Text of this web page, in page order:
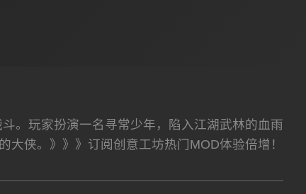
。玩家扮演一名寻常少年，陷入江湖武林的血雨
侠。》》》订阅创意工坊热门MOD体验倍增！